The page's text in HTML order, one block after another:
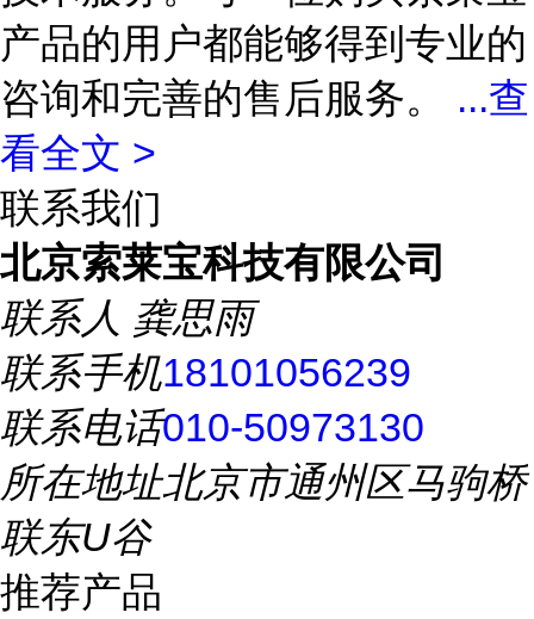
产品的用户都能够得到专业的
咨询和完善的售后服务。 ...查
看全文 >
联系我们
北京索莱宝科技有限公司
联系人 龚思雨
联系手机18101056239
联系电话010-50973130
所在地址北京市通州区马驹桥
联东U谷
推荐产品